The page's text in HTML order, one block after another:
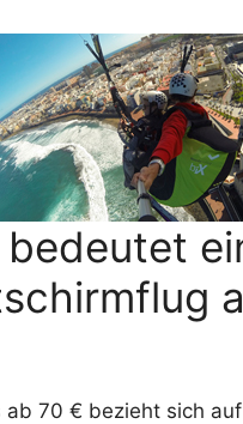
bedeutet
ab 70 € bezieht sich